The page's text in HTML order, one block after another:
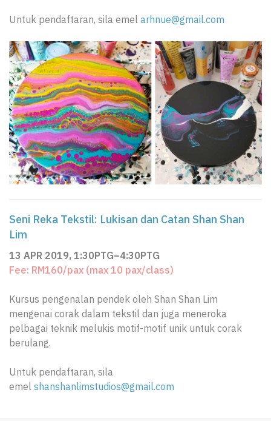
Untuk pendaftaran, sila emel arhnue@gmail.com
Seni Reka Tekstil: Lukisan dan Catan Shan Shan
Lim
13 APR 2019, 1:30PTG–4:30PTG
Fee: RM160/pax (max 10 pax/class)
Kursus pengenalan pendek oleh Shan Shan Lim
mengenai corak dalam tekstil dan juga meneroka
pelbagai teknik melukis motif-motif unik untuk corak
berulang.
Untuk pendaftaran, sila
emel shanshanlimstudios@gmail.com